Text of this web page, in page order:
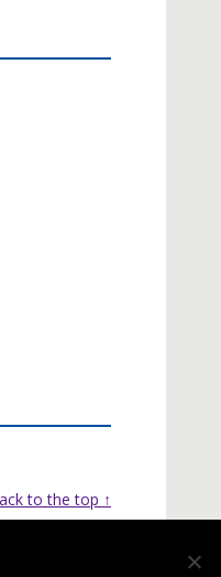
to the top ↑